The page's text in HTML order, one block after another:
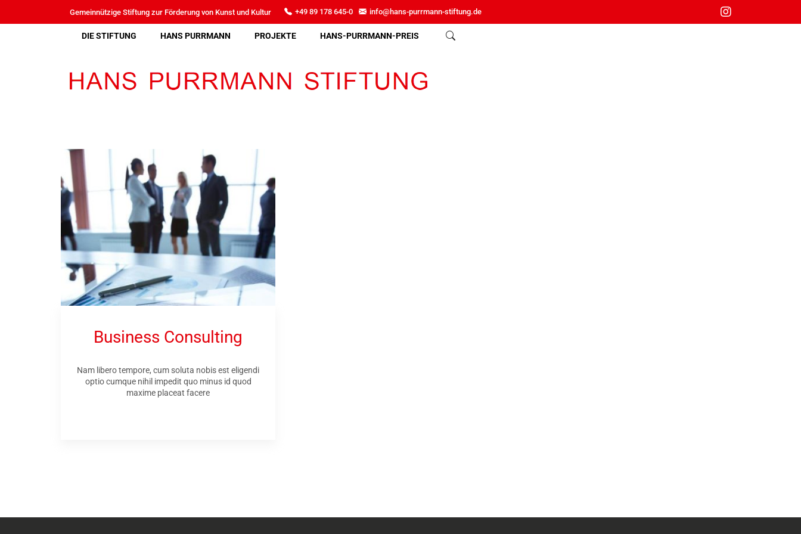
Gemeinnützige Stiftung zur Förderung von Kunst und Kultur +49 89 178 645-0 info@hans-purrmann-stiftung.de
DIE STIFTUNG HANS PURRMANN PROJEKTE HANS-PURRMANN-PREIS
Business Consulting
Nam libero tempore, cum soluta nobis est eligendi
optio cumque nihil impedit quo minus id quod
maxime placeat facere